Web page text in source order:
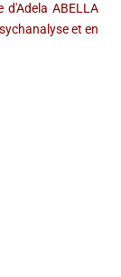
ABELLA
et en